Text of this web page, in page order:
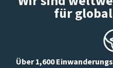
für
Über 1,600